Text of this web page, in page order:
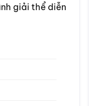
giải thể diễn